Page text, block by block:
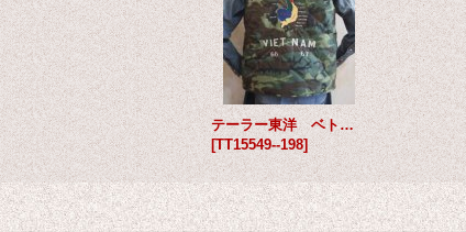
テーラー東洋 ベトナム ライナーベスト ベトナムマップ カモフラージュ
[TT15549--198]